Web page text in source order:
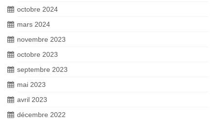
octobre 2024
mars 2024
novembre 2023
octobre 2023
septembre 2023
mai 2023
avril 2023
décembre 2022